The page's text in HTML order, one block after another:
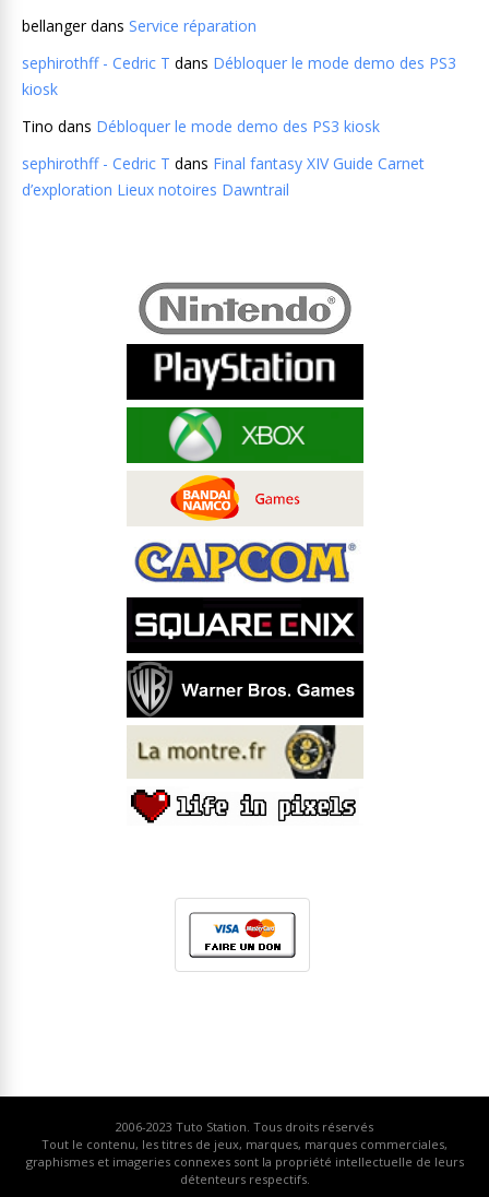
bellangerdans Service réparation
sephirothff - Cedric T dans Débloquer le mode demo des PS3
kiosk
Tino dans Débloquer le mode demo des PS3 kiosk
sephirothff - Cedric T dans Final fantasy XIV Guide Carnet
d’exploration Lieux notoires Dawntrail
2006-2023 Tuto Station. Tous droits réservés
Tout le contenu, les titres de jeux, marques, marques commerciales,
graphismes et imageries connexes sont la propriété intellectuelle de leurs
détenteurs respectifs.